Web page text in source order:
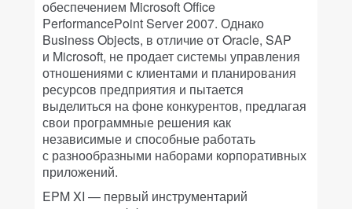
обеспечением Microsoft Office
PerformancePoint Server 2007. Однако
Business Objects, в отличие от Oracle, SAP
и Microsoft, не продает системы управления
отношениями с клиентами и планирования
ресурсов предприятия и пытается
выделиться на фоне конкурентов, предлагая
свои программные решения как
независимые и способные работать
с разнообразными наборами корпоративных
приложений.
EPM XI — первый инструментарий